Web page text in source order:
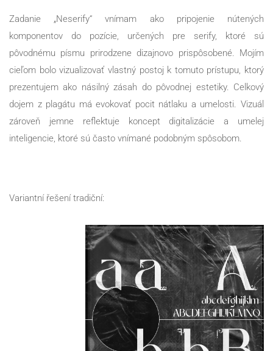
Zadanie „Neserify“ vnímam ako pripojenie nútených
komponentov do pozície, určených pre serify, ktoré sú
pôvodnému písmu prirodzene dizajnovo prispôsobené. Mojím
cieľom bolo vizualizovať vlastný postoj k tomuto prístupu, ktorý
prezentujem ako násilný zásah do pôvodnej estetiky. Celkový
dojem z plagátu má evokovať pocit nátlaku a umelosti. Vizuál
zároveň jemne reflektuje koncept digitalizácie a umelej
inteligencie, ktoré sú často vnímané podobným spôsobom.
Variantní řešení tradiční: